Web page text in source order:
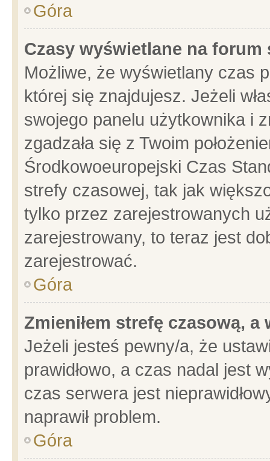
Góra
Czasy wyświetlane na forum
Możliwe, że wyświetlany czas
której się znajdujesz. Jeżeli
swojego panelu użytkownika i
zgadzała się z Twoim
Środkowoeuropejski Czas
strefy czasowej, tak jak
tylko przez zarejestrowanych
zarejestrowany, to teraz jest
zarejestrować.
Góra
Zmieniłem strefę czasową,
Jeżeli jesteś pewny/a, że
prawidłowo, a czas nadal jest
czas serwera jest
naprawił problem.
Góra